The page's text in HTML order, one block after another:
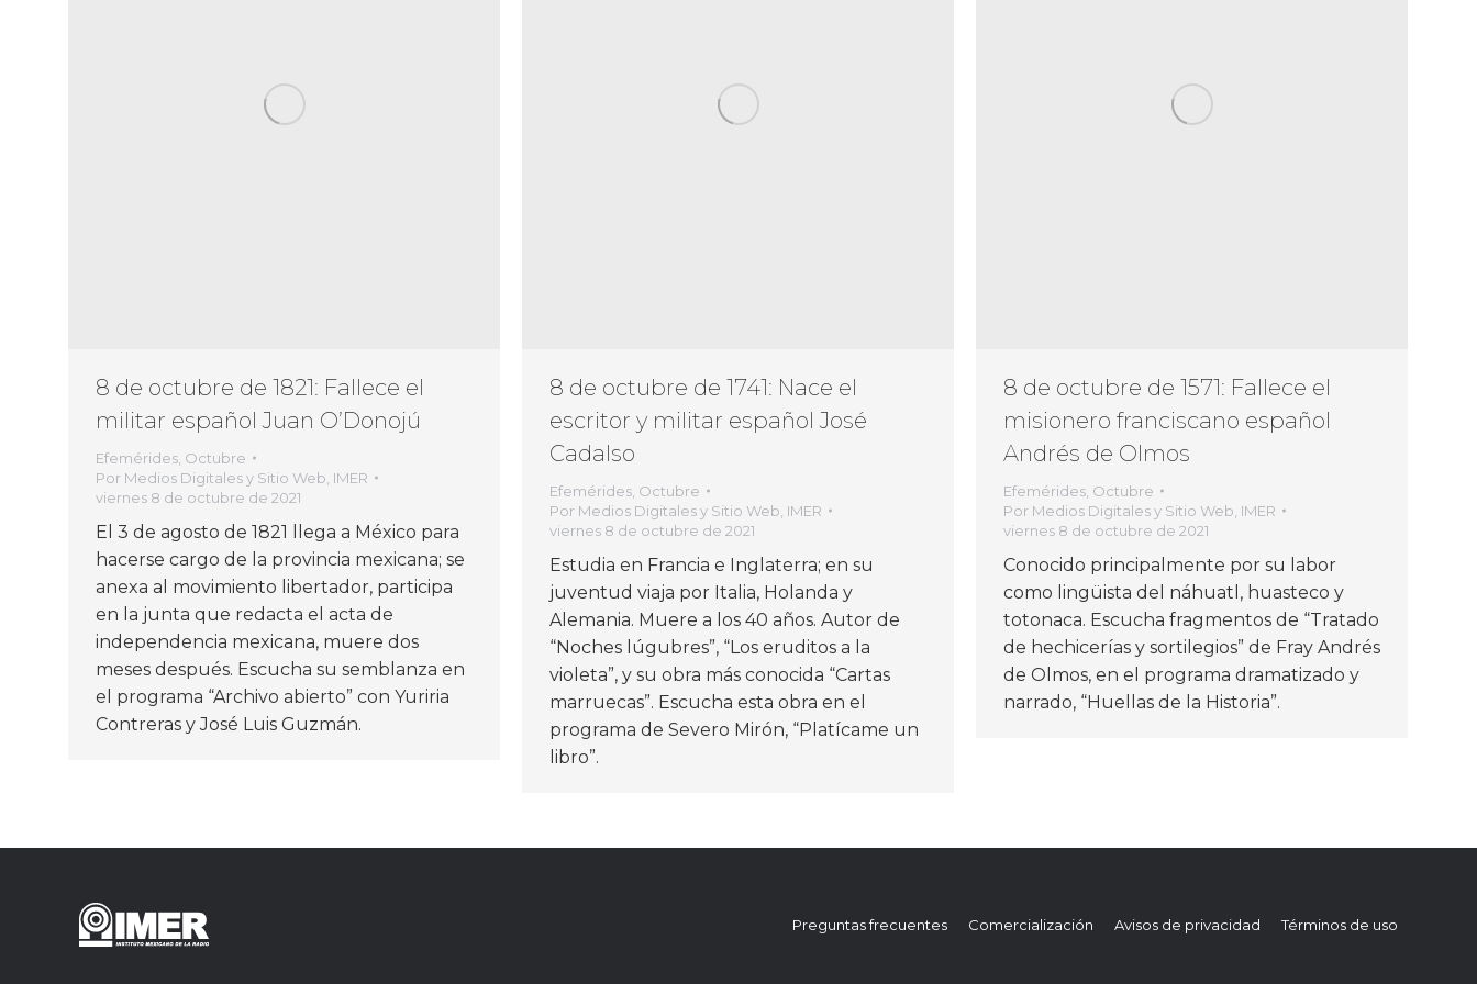
8 de octubre de 1821: Fallece el
militar español Juan O’Donojú
Efemérides Octubre
Por Medios Digitales y Sitio Web, IMER
viernes 8 de octubre de 2021
El 3 de agosto de 1821 llega a México para
hacerse cargo de la provincia mexicana; se
anexa al movimiento libertador, participa
en la junta que redacta el acta de
independencia mexicana, muere dos
meses después. Escucha su semblanza en
el programa “Archivo abierto” con Yuriria
Contreras y José Luis Guzmán.
8 de octubre de 1741: Nace el
escritor y militar español José
Cadalso
Efemérides Octubre
Por Medios Digitales y Sitio Web, IMER
viernes 8 de octubre de 2021
Estudia en Francia e Inglaterra; en su
juventud viaja por Italia, Holanda y
Alemania. Muere a los 40 años. Autor de
“Noches lúgubres”, “Los eruditos a la
violeta”, y su obra más conocida “Cartas
marruecas”. Escucha esta obra en el
programa de Severo Mirón, “Platícame un
libro”.
8 de octubre de 1571: Fallece el
misionero franciscano español
Andrés de Olmos
Efemérides Octubre
Por Medios Digitales y Sitio Web, IMER
viernes 8 de octubre de 2021
Conocido principalmente por su labor
como lingüista del náhuatl, huasteco y
totonaca. Escucha fragmentos de “Tratado
de hechicerías y sortilegios” de Fray Andrés
de Olmos, en el programa dramatizado y
narrado, “Huellas de la Historia”.
Preguntas frecuentes Comercialización Avisos de privacidad Términos de uso